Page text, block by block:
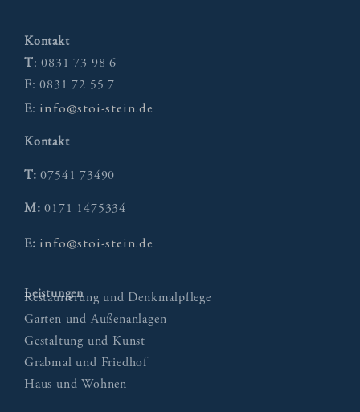
Kontakt
T: 0831 73 98 6
F: 0831 72 55 7
E: info@stoi-stein.de
Kontakt
T:07541 73490
M: 0171 1475334
E: info@stoi-stein.de
Leistungen
Restaurierung und Denkmalpflege
Garten und Außenanlagen
Gestaltung und Kunst
Grabmal und Friedhof
Haus und Wohnen